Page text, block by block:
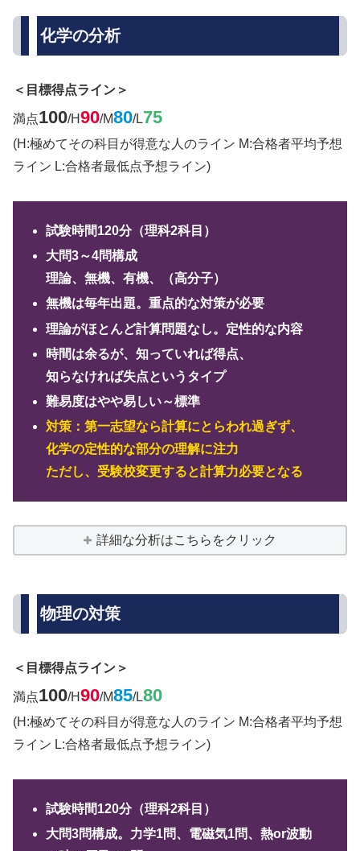
化学の分析
＜目標得点ライン＞
満点100/H90/M80/L75
(H:極めてその科目が得意な人のライン M:合格者平均予想
ライン L:合格者最低点予想ライン)
試験時間120分（理科2科目）
大問3～4問構成
理論、無機、有機、（高分子）
無機は毎年出題。重点的な対策が必要
理論がほとんど計算問題なし。定性的な内容
時間は余るが、知っていれば得点、
知らなければ失点というタイプ
難易度はやや易しい～標準
対策：第一志望なら計算にとらわれ過ぎず、
化学の定性的な部分の理解に注力
ただし、受験校変更すると計算力必要となる
詳細な分析はこちらをクリック
物理の対策
＜目標得点ライン＞
満点100/H90/M85/L80
(H:極めてその科目が得意な人のライン M:合格者平均予想
ライン L:合格者最低点予想ライン)
試験時間120分（理科2科目）
大問3問構成。力学1問、電磁気1問、熱or波動